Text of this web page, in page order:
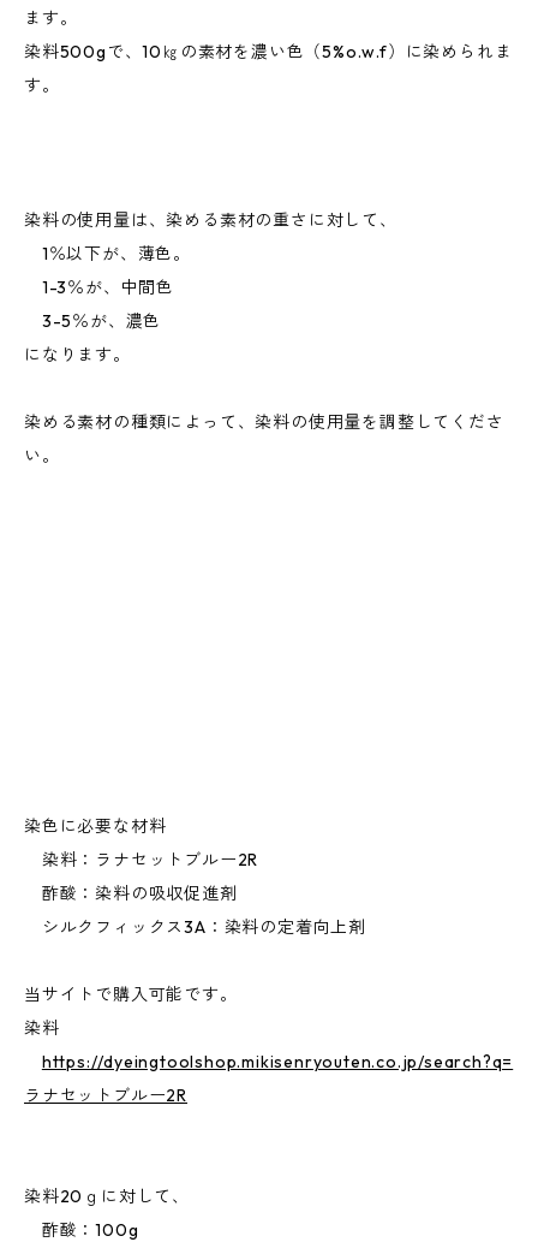
ます。
染料500gで、10㎏の素材を濃い色（5%o.w.f）に染められま
す。
染料の使用量は、染める素材の重さに対して、
1％以下が、薄色。
1-3％が、中間色
3-5％が、濃色
になります。
染める素材の種類によって、染料の使用量を調整してくださ
い。
染色に必要な材料
染料：ラナセットブルー2R
酢酸：染料の吸収促進剤
シルクフィックス3A：染料の定着向上剤
当サイトで購入可能です。
染料
https://dyeingtoolshop.mikisenryouten.co.jp/search?q=
ラナセットブルー2R
染料20ｇに対して、
酢酸：100g